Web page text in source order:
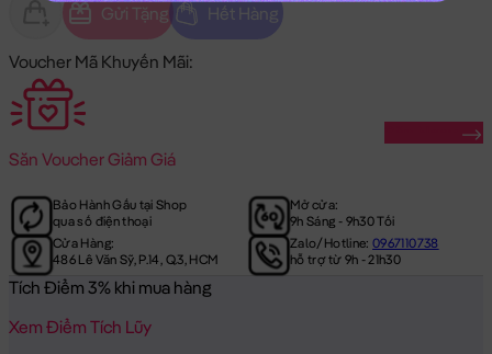
Gửi Tặng Hết Hàng
Voucher Mã Khuyến Mãi:
Săn Voucher Giảm Giá
Bảo Hành Gấu tại Shop
qua số điện thoại
Mở cửa:
9h Sáng - 9h30 Tối
Cửa Hàng:
486 Lê Văn Sỹ, P.14, Q.3, HCM
Zalo/Hotline:0967110738
hỗ trợ từ 9h - 21h30
Tích Điểm 3% khi mua hàng
Xem Điểm Tích Lũy